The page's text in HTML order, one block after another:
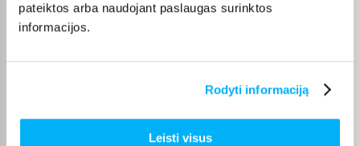
pateiktos arba naudojant paslaugas surinktos
informacijos.
Rodyti informaciją
Leisti visus
Otilija J.
Patvirtintas pirkėjas